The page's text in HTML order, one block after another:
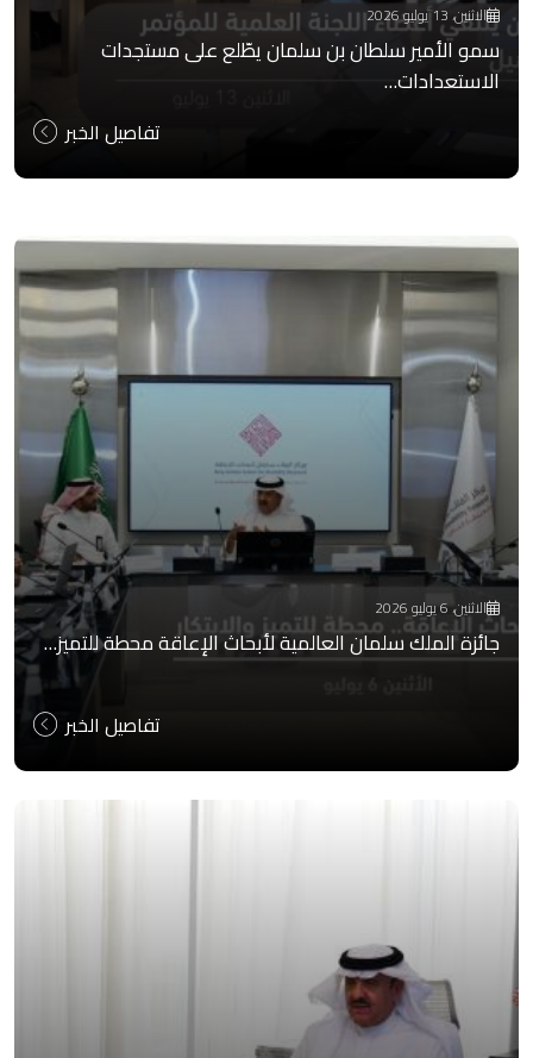
الاثنين، 13 يوليو 2026
سمو الأمير سلطان بن سلمان يطّلع على مستجدات
الاستعدادات…
تفاصيل الخبر
الاثنين، 6 يوليو 2026
جائزة الملك سلمان العالمية لأبحاث الإعاقة محطة للتميز…
تفاصيل الخبر